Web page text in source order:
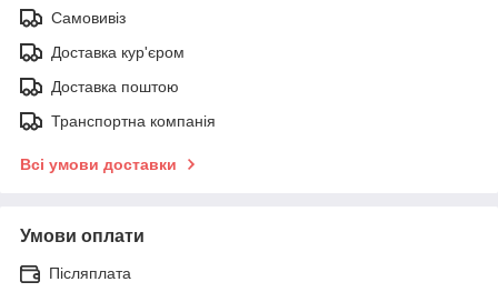
Самовивіз
Доставка кур'єром
Доставка поштою
Транспортна компанія
Всі умови доставки
Умови оплати
Післяплата